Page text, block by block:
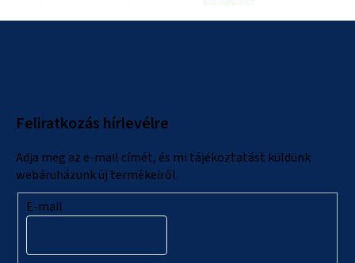
Feliratkozás hírlevélre
Adja meg az e-mail címét, és mi tájékoztatást küldünk
webáruházunk új termékeiről.
E-mail